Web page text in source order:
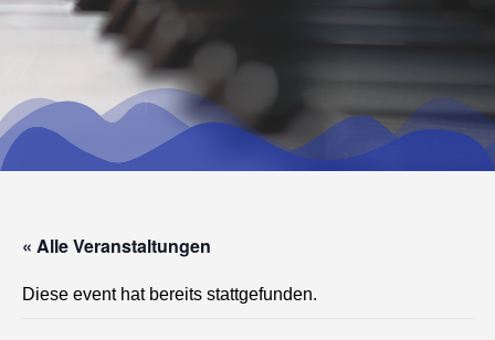
« Alle Veranstaltungen
Diese event hat bereits stattgefunden.